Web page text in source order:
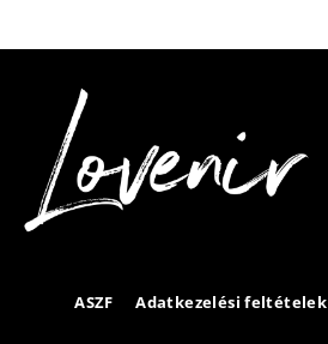
ASZF Adatkezelési feltételek